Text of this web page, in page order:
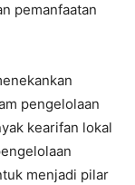
pemanfaatan
pengelolaan
kearifan lokal
menjadi pilar